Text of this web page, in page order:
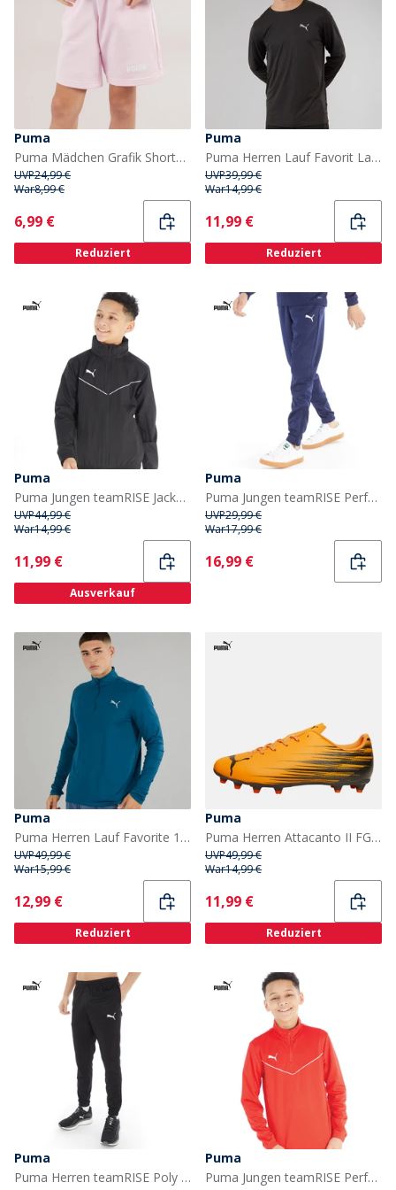
Puma
Puma Mädchen Grafik Shorts Rosa
UVP24,99 €
War8,99 €
Current
6,99 €
Reduziert
Puma
Puma Herren Lauf Favorit Langarm Lauf Oberteil Puma Schwarz
UVP39,99 €
War14,99 €
Current
11,99 €
Reduziert
Puma
Puma Jungen teamRISE Jacken Schwarz
UVP44,99 €
War14,99 €
Current
11,99 €
Ausverkauf
Puma
Puma Jungen teamRISE Performance Sporthosen Blau
UVP29,99 €
War17,99 €
Current
16,99 €
Puma
Puma Herren Lauf Favorite 1/4 Zip Laufoberteil Ozean Tropic
UVP49,99 €
War15,99 €
Current
12,99 €
Reduziert
Puma
Puma Herren Attacanto II FG/AG Hartboden / Kunstrasen Fußballschuhe Heat Fire / Puma Black
UVP49,99 €
War14,99 €
Current
11,99 €
Reduziert
Puma
Puma Herren teamRISE Poly Performance Sporthosen Schwarz
Puma
Puma Jungen teamRISE Performance Sporttops Rot